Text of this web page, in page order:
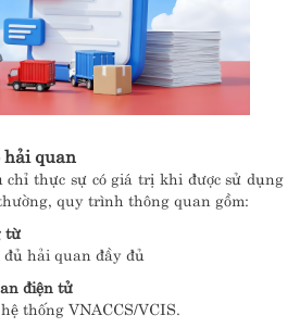
quan
thực sự có giá trị khi được sử dụng
quy trình thông quan gồm:
từ
đủ hải quan đầy đủ
điện tử
thống VNACCS/VCIS.